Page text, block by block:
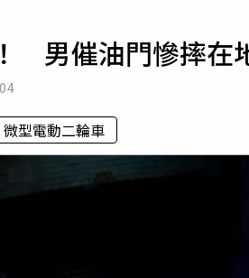
專欄
房產新勢力
男催油門慘摔在
微型電動二輪車